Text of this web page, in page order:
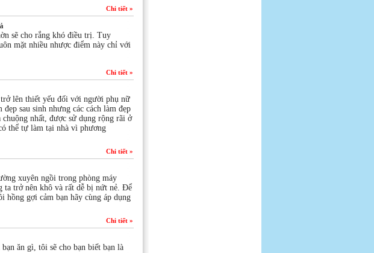
Chi tiết »
sẽ cho rắng khó điều trị. Tuy
mặt nhiều nhược điểm này chỉ với
Chi tiết »
lên thiết yếu đối với người phụ nữ
sau sinh nhưng các cách làm đẹp
chuộng nhất, được sử dụng rộng rãi ở
thể tự làm tại nhà vì phương
Chi tiết »
xuyên ngồi trong phòng máy
ta trở nên khô và rất dễ bị nứt nẻ. Để
hồng gợi cảm bạn hãy cùng áp dụng
Chi tiết »
ăn gì, tôi sẽ cho bạn biết bạn là